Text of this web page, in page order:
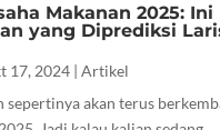
Makanan 2025: Ini
yang Diprediksi
17, 2024| Artikel
sepertinya akan terus